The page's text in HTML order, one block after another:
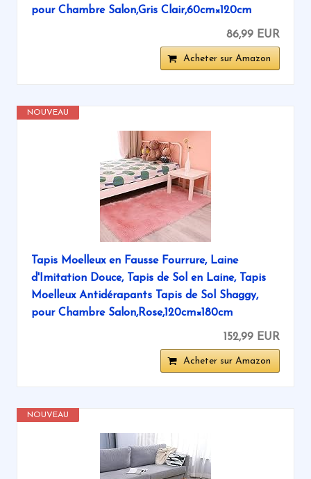
pour Chambre Salon,Gris Clair,60cm×120cm
86,99 EUR
Acheter sur Amazon
NOUVEAU
Tapis Moelleux en Fausse Fourrure, Laine
d'Imitation Douce, Tapis de Sol en Laine, Tapis
Moelleux Antidérapants Tapis de Sol Shaggy,
pour Chambre Salon,Rose,120cm×180cm
152,99 EUR
Acheter sur Amazon
NOUVEAU